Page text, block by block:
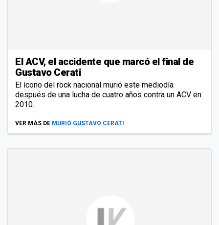
El ACV, el accidente que marcó el final de
Gustavo Cerati
El ícono del rock nacional murió este mediodía
después de una lucha de cuatro años contra un ACV en
2010.
VER MÁS DE MURIÓ GUSTAVO CERATI